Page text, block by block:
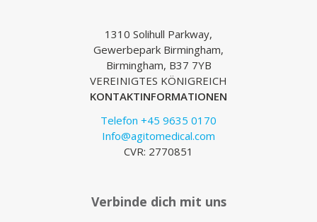
1310 Solihull Parkway,
Gewerbepark Birmingham,
Birmingham, B37 7YB
VEREINIGTES KÖNIGREICH
KONTAKTINFORMATIONEN
Telefon +45 9635 0170
Info@agitomedical.com
CVR: 2770851
Verbinde dich mit uns